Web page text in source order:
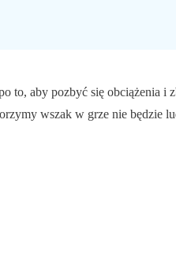
to, aby pozbyć się obciążenia
wszak w grze nie